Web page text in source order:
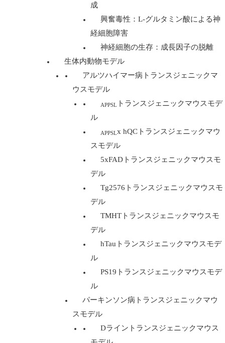
成
興奮毒性：L-グルタミン酸による神
経細胞障害
神経細胞の生存：成長因子の脱離
生体内動物モデル
アルツハイマー病トランスジェニックマ
ウスモデル
APPSL トランスジェニックマウスモデ
ル
APPSLx hQCトランスジェニックマウ
スモデル
5xFADトランスジェニックマウスモ
デル
Tg2576トランスジェニックマウスモ
デル
TMHTトランスジェニックマウスモ
デル
hTauトランスジェニックマウスモデ
ル
PS19トランスジェニックマウスモデ
ル
パーキンソン病トランスジェニックマウ
スモデル
Dライントランスジェニックマウス